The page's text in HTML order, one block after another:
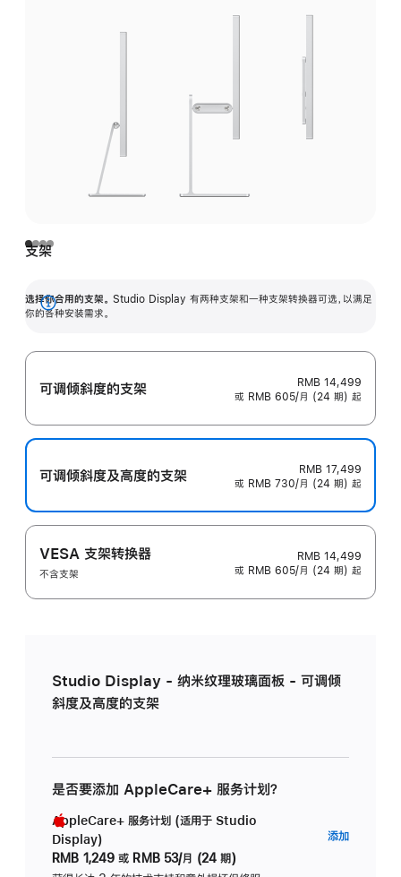
支架
选择你合用的支架。 Studio Display 有两种支架和一种支架转换器可选，以满足
你的各种安装需求。
展
可调倾斜度的支架
RMB 14,499
或 RMB 605/月 (24 期) 起
可调倾斜度及高‍度的支‍架
RMB 17,499
或 RMB 730/月 (24 期) 起
VESA 支架转换器
不含支架
RMB 14,499
或 RMB 605/月 (24 期) 起
Studio Display - 纳米纹理玻璃面板 - 可调倾
斜度及高度的支架
是否要添加 AppleCare+ 服务计划？
AppleCare+ 服务计划 (适用于 Studio
Display)
RMB 1,249 或 RMB 53/月 (24 期)
添加